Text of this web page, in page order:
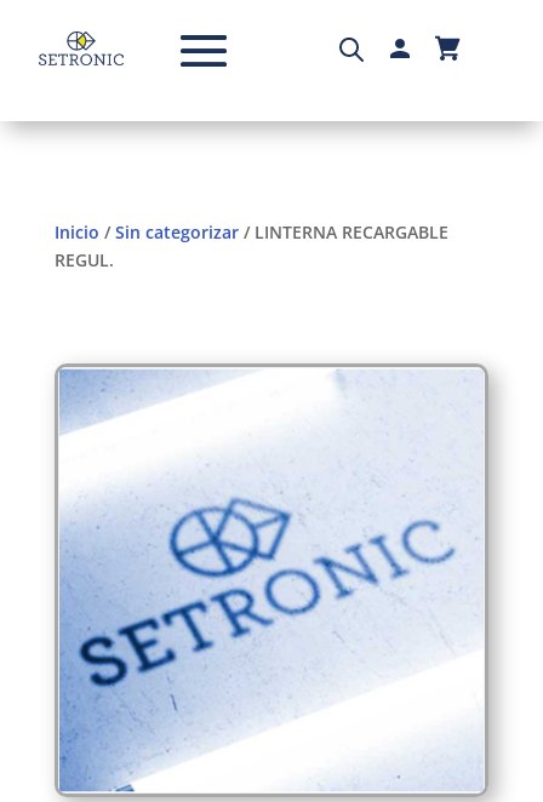
Inicio /Sin categorizar/ LINTERNA RECARGABLE
REGUL.